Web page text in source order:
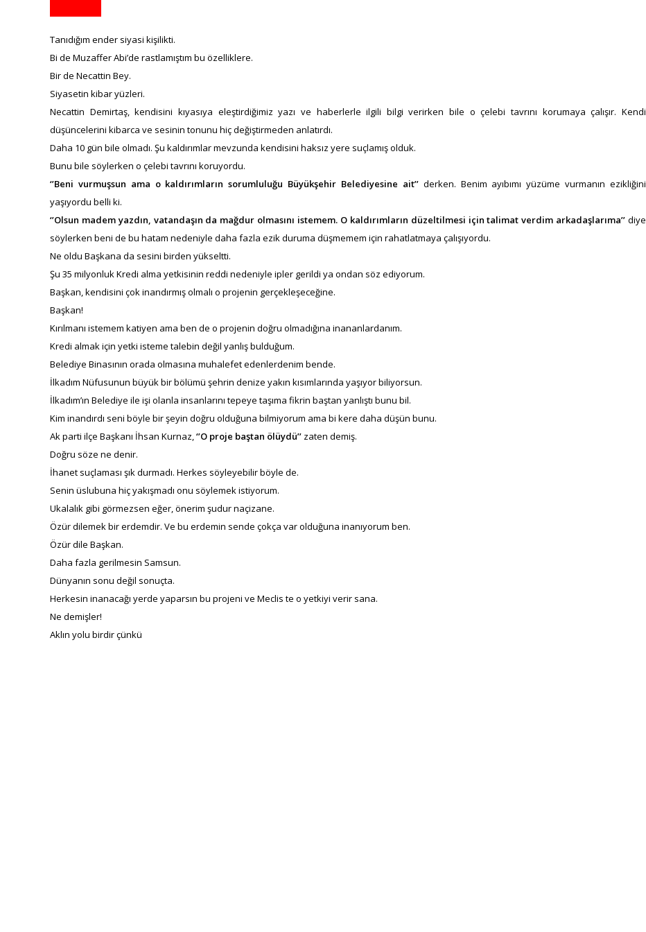
Tanıdığım ender siyasi kişilikti.
Bi de Muzaffer Abi’de rastlamıştım bu özelliklere.
Bir de Necattin Bey.
Siyasetin kibar yüzleri.
Necattin Demirtaş, kendisini kıyasıya eleştirdiğimiz yazı ve haberlerle ilgili bilgi verirken bile o çelebi tavrını korumaya çalışır. Kendi
düşüncelerini kibarca ve sesinin tonunu hiç değiştirmeden anlatırdı.
Daha 10 gün bile olmadı. Şu kaldırımlar mevzunda kendisini haksız yere suçlamış olduk.
Bunu bile söylerken o çelebi tavrını koruyordu.
‘’Beni vurmuşsun ama o kaldırımların sorumluluğu Büyükşehir Belediyesine ait’’derken. Benim ayıbımı yüzüme vurmanın ezikliğini
yaşıyordu belli ki.
‘’Olsun madem yazdın, vatandaşın da mağdur olmasını istemem. O kaldırımların düzeltilmesi için talimat verdim arkadaşlarıma’’ diye
söylerken beni de bu hatam nedeniyle daha fazla ezik duruma düşmemem için rahatlatmaya çalışıyordu.
Ne oldu Başkana da sesini birden yükseltti.
Şu 35 milyonluk Kredi alma yetkisinin reddi nedeniyle ipler gerildi ya ondan söz ediyorum.
Başkan, kendisini çok inandırmış olmalı o projenin gerçekleşeceğine.
Başkan!
Kırılmanı istemem katiyen ama ben de o projenin doğru olmadığına inananlardanım.
Kredi almak için yetki isteme talebin değil yanlış bulduğum.
Belediye Binasının orada olmasına muhalefet edenlerdenim bende.
İlkadım Nüfusunun büyük bir bölümü şehrin denize yakın kısımlarında yaşıyor biliyorsun.
İlkadım’ın Belediye ile işi olanla insanlarını tepeye taşıma fikrin baştan yanlıştı bunu bil.
Kim inandırdı seni böyle bir şeyin doğru olduğuna bilmiyorum ama bi kere daha düşün bunu.
Ak parti ilçe Başkanı İhsan Kurnaz,‘’O proje baştan ölüydü’’ zaten demiş.
Doğru söze ne denir.
İhanet suçlaması şık durmadı. Herkes söyleyebilir böyle de.
Senin üslubuna hiç yakışmadı onu söylemek istiyorum.
Ukalalık gibi görmezsen eğer, önerim şudur naçizane.
Özür dilemek bir erdemdir. Ve bu erdemin sende çokça var olduğuna inanıyorum ben.
Özür dile Başkan.
Daha fazla gerilmesin Samsun.
Dünyanın sonu değil sonuçta.
Herkesin inanacağı yerde yaparsın bu projeni ve Meclis te o yetkiyi verir sana.
Ne demişler!
Aklın yolu birdir çünkü